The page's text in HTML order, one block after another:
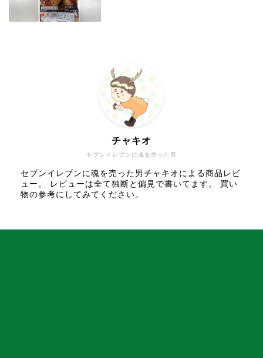
セブンイレブンに魂を売った男
チャキオ
セブンイレブンに魂を売った男チャキオによる商品レビ
ュー。 レビューは全て独断と偏見で書いてます。 買い
物の参考にしてみてください。